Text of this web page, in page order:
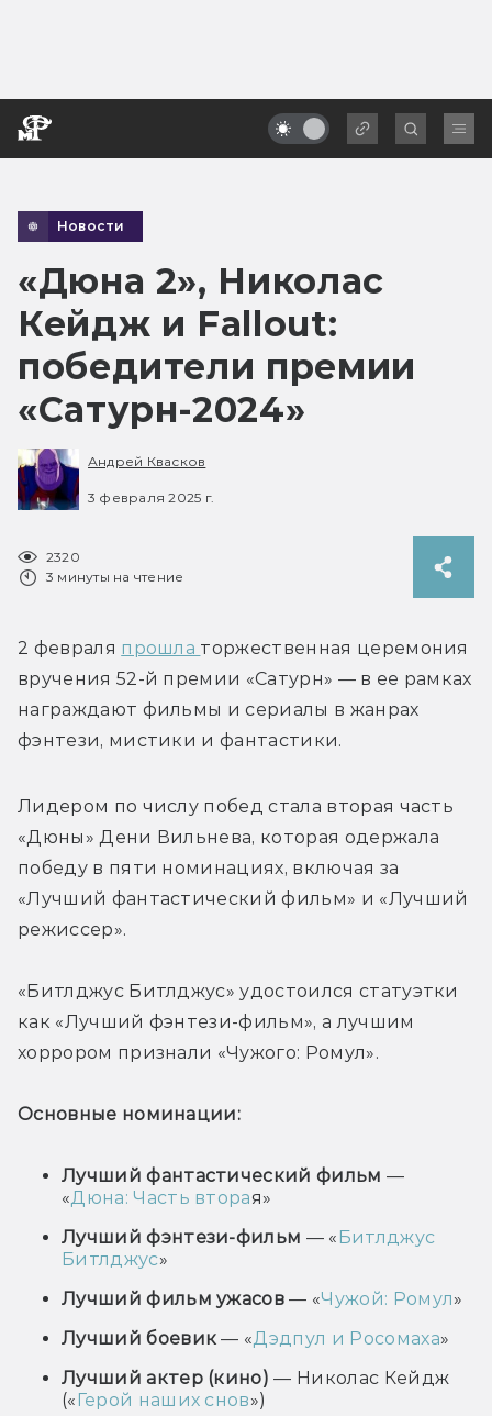
Новости
«Дюна 2», Николас
Кейдж и Fallout:
победители премии
«Сатурн-2024»
Андрей Квасков
3 февраля 2025 г.
2320
3 минуты на чтение
2 февраля прошла торжественная церемония
вручения 52-й премии «Сатурн» — в ее рамках
награждают фильмы и сериалы в жанрах
фэнтези, мистики и фантастики.
«Дюны» Дени Вильнева, которая одержала
«Лучший фантастический фильм» и «Лучший
режиссер».
«Битлджус Битлджус» удостоился статуэтки
как «Лучший фэнтези-фильм», а лучшим
хоррором признали «Чужого: Ромул».
Основные номинации:
Лучший фантастический фильм —
«Дюна: Часть вторая»
Лучший фэнтези-фильм — «Битлджус
Битлджус»
Лучший фильм ужасов— «Чужой: Ромул»
Лучший боевик— «Дэдпул и Росомаха»
Лучший актер (кино) — Николас Кейдж
(«Герой наших снов»)